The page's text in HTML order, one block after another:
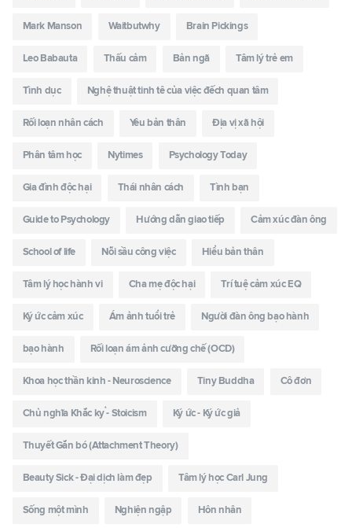
Mark Manson Waitbutwhy Brain Pickings
Leo Babauta Thấu cảm Bản ngã Tâm lý trẻ em
Tình dục Nghệ thuật tinh tê của việc đếch quan tâm
Rối loạn nhân cách Yêu bản thân Địa vị xã hội
Phân tâm học Nytimes Psychology Today
Gia đình độc hại Thái nhân cách Tình bạn
Guide to Psychology Hướng dẫn giao tiếp Cảm xúc đàn ông
School of life Nỗi sầu công việc Hiểu bản thân
Tâm lý học hành vi Cha mẹ độc hại Trí tuệ cảm xúc EQ
Ký ức cảm xúc Ám ảnh tuổi trẻ Người đàn ông bạo hành
bạo hành Rối loạn ám ảnh cưỡng chế (OCD)
Khoa học thần kinh - Neuroscience Tiny Buddha Cô đơn
Chủ nghĩa Khắc kỷ - Stoicism Ký ức - Ký ức giả
Thuyết Gắn bó (Attachment Theory)
Beauty Sick - Đại dịch làm đẹp Tâm lý học Carl Jung
Sống một mình Nghiện ngập Hôn nhân